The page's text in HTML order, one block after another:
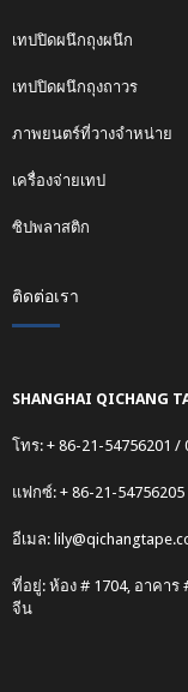
เทปปิดผนึกถุงผนึก
เทปปิดผนึกถุงถาวร
ภาพยนตร์ที่วางจำหน่าย
เครื่องจ่ายเทป
ซิปพลาสติก
ติดต่อเรา
SHANGHAI QICHANG
โทร: + 86-21-54756201 /
แฟกซ์: + 86-21-54756205
อีเมล:
ที่อยู่: ห้อง # 1704, อาคาร
จีน